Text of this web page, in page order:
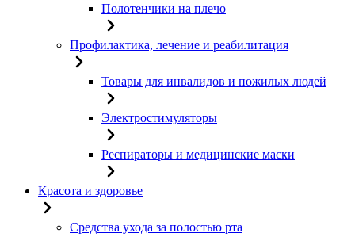
Полотенчики на плечо
Профилактика, лечение и реабилитация
Товары для инвалидов и пожилых людей
Электростимуляторы
Респираторы и медицинские маски
Красота и здоровье
Средства ухода за полостью рта